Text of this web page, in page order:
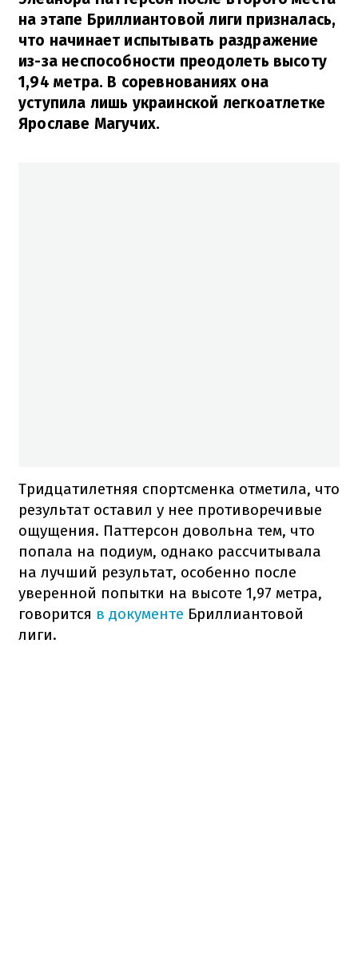
на этапе Бриллиантовой лиги призналась,
что начинает испытывать раздражение
из-за неспособности преодолеть высоту
1,94 метра. В соревнованиях она
уступила лишь украинской легкоатлетке
Ярославе Магучих.
Тридцатилетняя спортсменка отметила, что
результат оставил у нее противоречивые
ощущения. Паттерсон довольна тем, что
попала на подиум, однако рассчитывала
на лучший результат, особенно после
уверенной попытки на высоте 1,97 метра,
говорится в документе Бриллиантовой
лиги.